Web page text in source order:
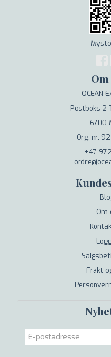
Om
OCEAN
Postboks 2
6700
Org. nr.
+47
Om
Frakt